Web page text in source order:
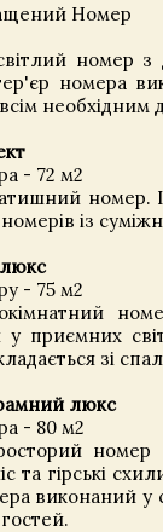
Номер
номер
номера
необхідним
- 72 м2
номер.
із
- 75 м2
приємних
зі
люкс
- 80 м2
номер
та гірські
виконаний у